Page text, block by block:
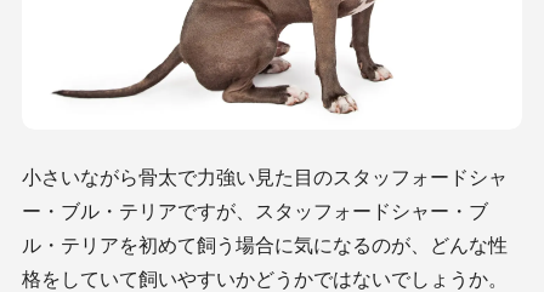
小さいながら骨太で力強い見た目のスタッフォードシャ
ー・ブル・テリアですが、スタッフォードシャー・ブ
ル・テリアを初めて飼う場合に気になるのが、どんな性
格をしていて飼いやすいかどうかではないでしょうか。